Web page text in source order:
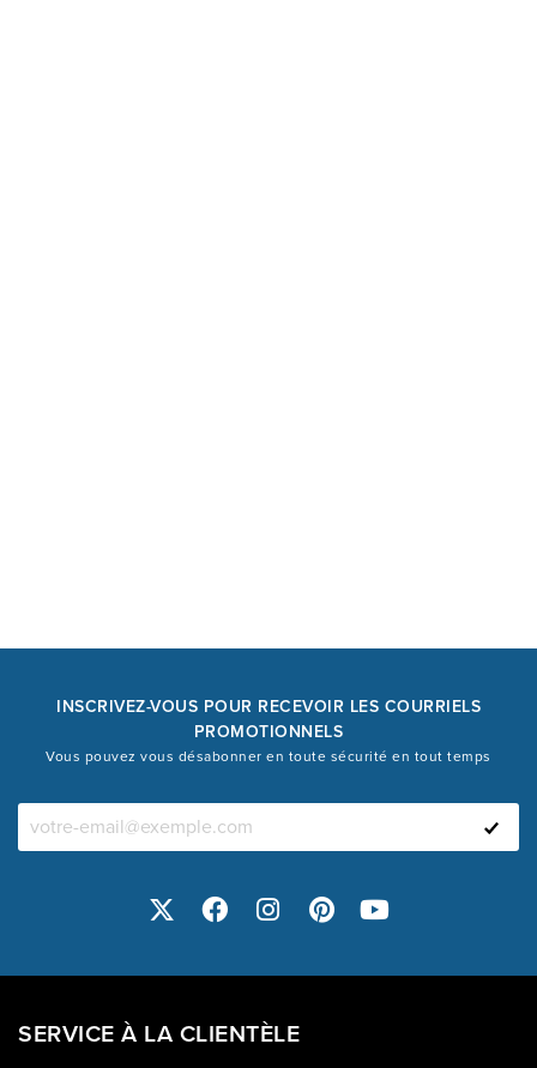
INSCRIVEZ-VOUS POUR RECEVOIR LES COURRIELS
PROMOTIONNELS
Vous pouvez vous désabonner en toute sécurité en tout temps
SERVICE À LA CLIENTÈLE